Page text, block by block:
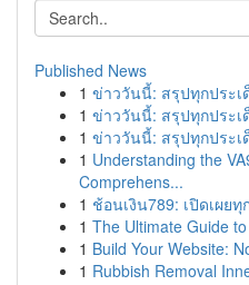
Published News
1 ข่าววันนี้: สรุปทุกประ
1 ข่าววันนี้: สรุปทุกประ
1 ข่าววันนี้: สรุปทุกประ
1 Understanding the
Comprehens...
1 ช้อนเงิน789: เปิดเผย
1 The Ultimate Guide
1 Build Your Website:
1 Rubbish Removal